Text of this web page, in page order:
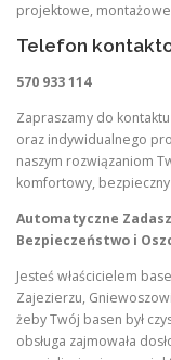
projektowe,
Telefon
570 933 114
Zapraszamy do
oraz indywidualnego
naszym rozwiązaniom
komfortowy,
Automatyczne
Bezpieczeństwo i
Jesteś właścicielem
Zajezierzu,
żeby Twój basen był
obsługa zajmowała